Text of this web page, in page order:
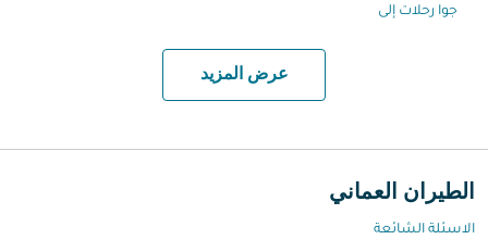
جوا رحلات إلى
عرض المزيد
الطيران العماني
الاسئلة الشائعة